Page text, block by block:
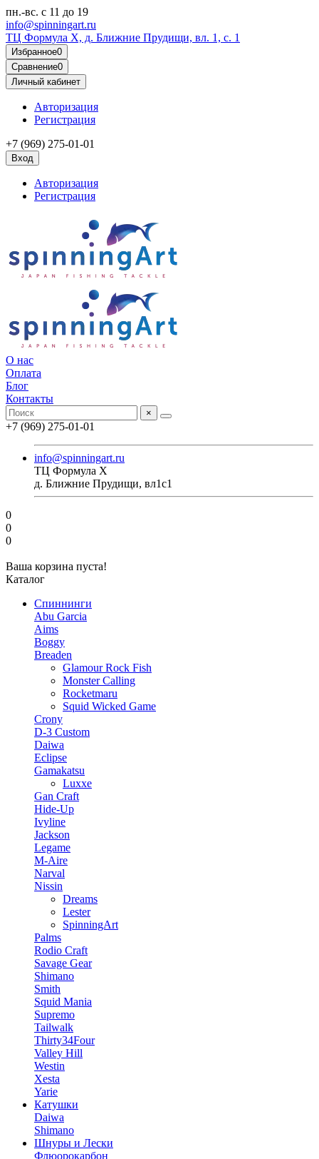
пн.-вс. с 11 до 19
info@spinningart.ru
ТЦ Формула X, д. Ближние Прудищи, вл. 1, с. 1
Избранное0
Сравнение0
Личный кабинет
Авторизация
Регистрация
+7 (969) 275-01-01
Вход
Авторизация
Регистрация
О нас
Оплата
Блог
Контакты
×
+7 (969) 275-01-01
info@spinningart.ru
ТЦ Формула X
д. Ближние Прудищи, вл1с1
0
0
0
Ваша корзина пуста!
Каталог
Спиннинги
Abu Garcia
Aims
Boggy
Breaden
Glamour Rock Fish
Monster Calling
Rocketmaru
Squid Wicked Game
Crony
D-3 Custom
Daiwa
Eclipse
Gamakatsu
Luxxe
Gan Craft
Hide-Up
Ivyline
Jackson
Legame
M-Aire
Narval
Nissin
Dreams
Lester
SpinningArt
Palms
Rodio Craft
Savage Gear
Shimano
Smith
Squid Mania
Supremo
Tailwalk
Thirty34Four
Valley Hill
Westin
Xesta
Yarie
Катушки
Daiwa
Shimano
Шнуры и Лески
Флюорокарбон